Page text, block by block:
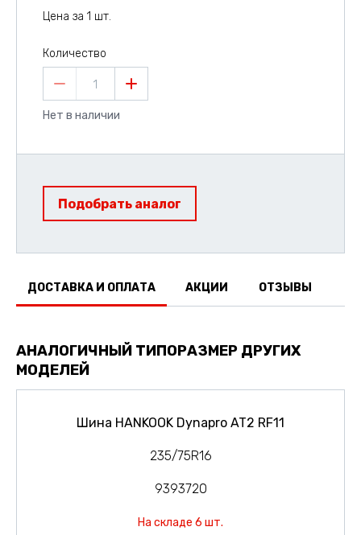
Цена за 1 шт.
Количество
1
Нет в наличии
Подобрать аналог
ДОСТАВКА И ОПЛАТА АКЦИИ ОТЗЫВЫ
АНАЛОГИЧНЫЙ ТИПОРАЗМЕР ДРУГИХ
МОДЕЛЕЙ
Шина HANKOOK Dynapro AT2 RF11
235/75R16
9393720
На складе 6 шт.